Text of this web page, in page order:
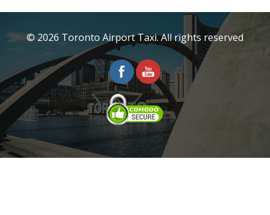
© 2026 Toronto Airport Taxi. All rights reserved